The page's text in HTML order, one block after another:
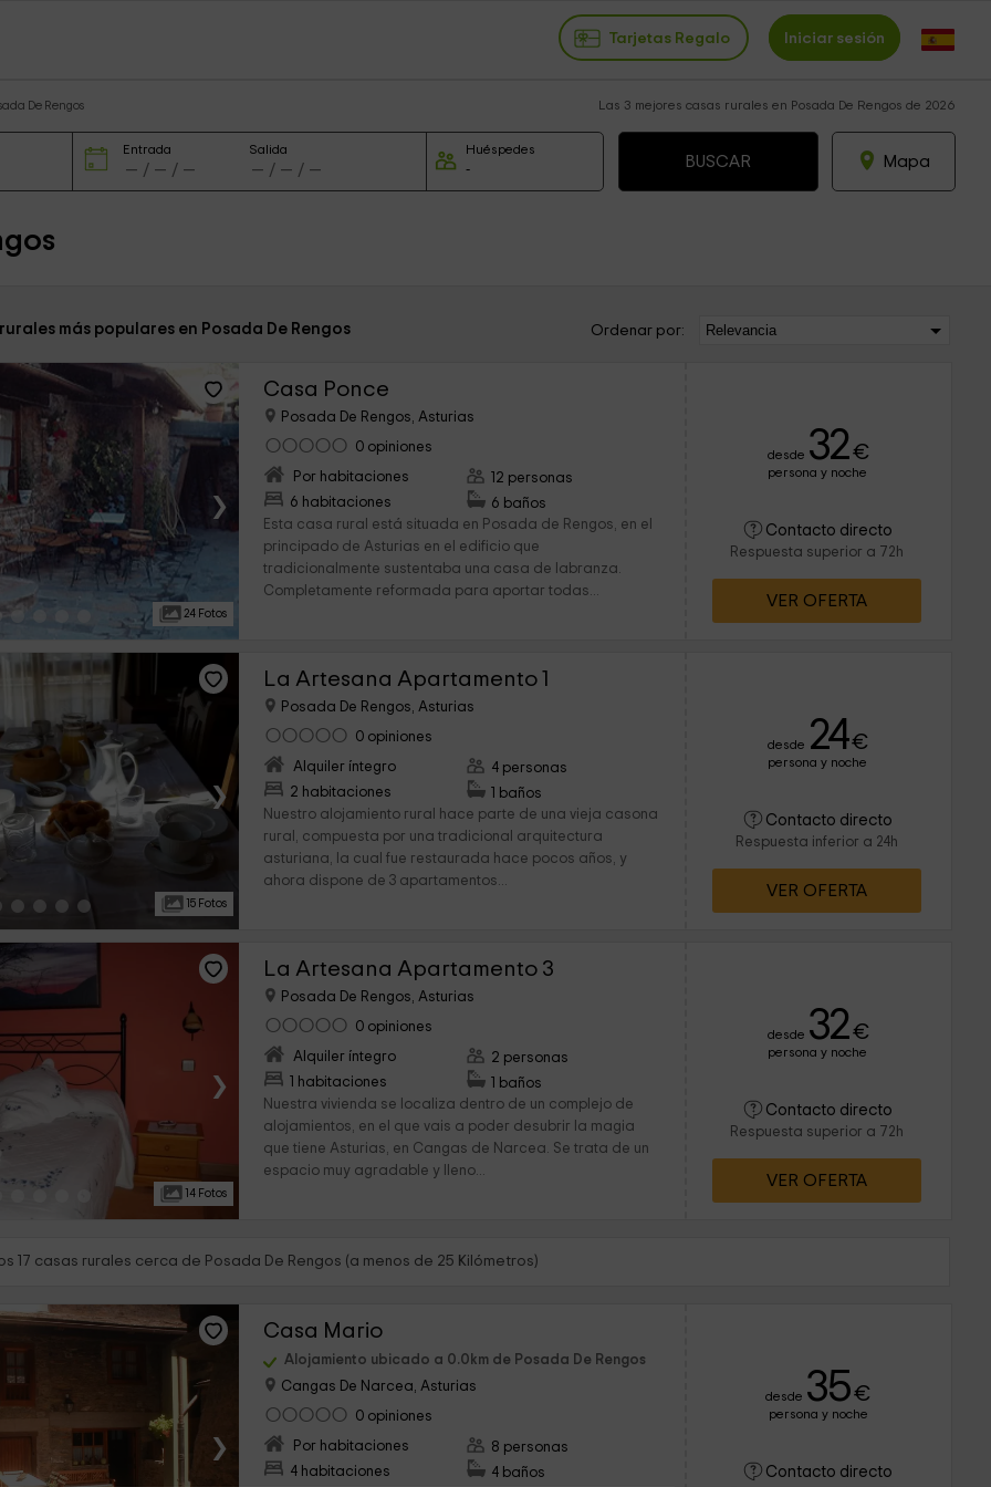
Tarjetas Regalo Iniciar sesión
De Rengos Las 3 mejores casas rurales en Posada De Rengos de 2026
Entrada Salida Huéspedes
Mapa
más populares en Posada De Rengos Ordenar por:
›
24 Fotos
Casa Ponce
Posada De Rengos, Asturias
0 opiniones
Por habitaciones
6 habitaciones
12 personas
6 baños
Esta casa rural está situada en Posada de Rengos, en el
principado de Asturias en el edificio que
tradicionalmente sustentaba una casa de labranza.
Completamente reformada para aportar todas...
desde 32€
persona y noche
Contacto directo
Respuesta superior a 72h
VER OFERTA
›
15 Fotos
La Artesana Apartamento 1
Posada De Rengos, Asturias
0 opiniones
Alquiler íntegro
2 habitaciones
4 personas
1 baños
Nuestro alojamiento rural hace parte de una vieja casona
rural, compuesta por una tradicional arquitectura
asturiana, la cual fue restaurada hace pocos años, y
ahora dispone de 3 apartamentos...
desde 24€
persona y noche
Contacto directo
Respuesta inferior a 24h
VER OFERTA
›
14 Fotos
La Artesana Apartamento 3
Posada De Rengos, Asturias
0 opiniones
Alquiler íntegro
1 habitaciones
2 personas
1 baños
Nuestra vivienda se localiza dentro de un complejo de
alojamientos, en el que vais a poder desubrir la magia
que tiene Asturias, en Cangas de Narcea. Se trata de un
espacio muy agradable y lleno...
desde 32€
persona y noche
Contacto directo
Respuesta superior a 72h
VER OFERTA
17 casas rurales cerca de Posada De Rengos (a menos de 25 Kilómetros)
›
Casa Mario
Alojamiento ubicado a 0.0km de Posada De Rengos
Cangas De Narcea, Asturias
0 opiniones
Por habitaciones
4 habitaciones
8 personas
4 baños
desde 35€
persona y noche
Contacto directo